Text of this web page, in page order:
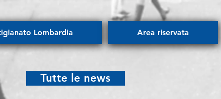
Lombardia Area riservata
Tutte le news